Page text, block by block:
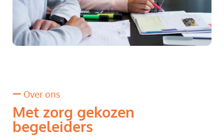
Over ons
Met zorg gekozen
begeleiders